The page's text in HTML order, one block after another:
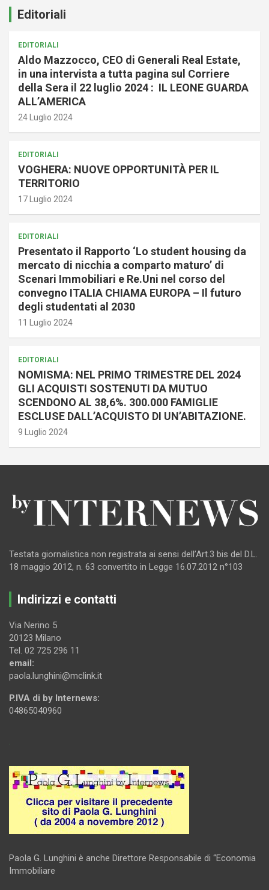
Editoriali
EDITORIALI
Aldo Mazzocco, CEO di Generali Real Estate,
in una intervista a tutta pagina sul Corriere
della Sera il 22 luglio 2024 : IL LEONE GUARDA
ALL’AMERICA
24 Luglio 2024
EDITORIALI
VOGHERA: NUOVE OPPORTUNITÀ PER IL
TERRITORIO
17 Luglio 2024
EDITORIALI
Presentato il Rapporto ‘Lo student housing da
mercato di nicchia a comparto maturo’ di
Scenari Immobiliari e Re.Uni nel corso del
convegno ITALIA CHIAMA EUROPA – Il futuro
degli studentati al 2030
11 Luglio 2024
EDITORIALI
NOMISMA: NEL PRIMO TRIMESTRE DEL 2024
GLI ACQUISTI SOSTENUTI DA MUTUO
SCENDONO AL 38,6%. 300.000 FAMIGLIE
ESCLUSE DALL’ACQUISTO DI UN’ABITAZIONE.
9 Luglio 2024
Testata giornalistica non registrata ai sensi dell’Art.3 bis del D.L.
18 maggio 2012, n. 63 convertito in Legge 16.07.2012 n°103
Indirizzi e contatti
Via Nerino 5
20123 Milano
Tel. 02 725 296 11
email:
paola.lunghini@mclink.it
P.IVA di by Internews:
04865040960
.
Paola G. Lunghini è anche Direttore Responsabile di “Economia
Immobiliare